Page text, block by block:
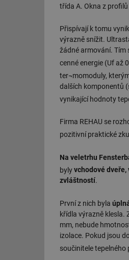
třída A. Okna z
Přispívají k tomu
výrazně snížit.
žádné armování. Tím
cenné energie (Uf až
ter¬momoduly,
dalších komponentů
vynikající hodnoty
Firma REHAU se
pozitivní praktické
Na veletrhu
bylyvchodové dveře,
zvláštností.
První z nich byla
křídla výrazně klesla.
mm, nebude
izolace. Pokud jsou
součinitele